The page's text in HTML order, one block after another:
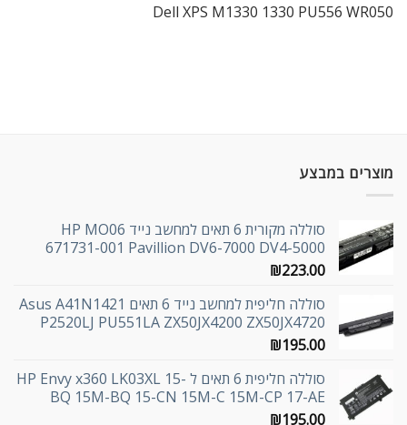
Dell XPS M1330 1330 PU556 WR050
מוצרים במבצע
סוללה מקורית 6 תאים למחשב נייד HP MO06
671731-001 Pavillion DV6-7000 DV4-5000
₪223.00
סוללה חליפית למחשב נייד 6 תאים Asus A41N1421
P2520LJ PU551LA ZX50JX4200 ZX50JX4720
₪195.00
סוללה חליפית 6 תאים ל HP Envy x360 LK03XL 15-
BQ 15M-BQ 15-CN 15M-C 15M-CP 17-AE
₪195.00